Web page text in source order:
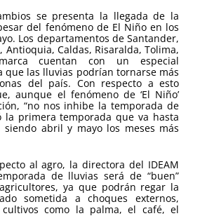
se presenta la llegada de la
del fenómeno de El Niño en los
Los departamentos de Santander,
Antioquia, Caldas, Risaralda, Tolima,
cuentan con un especial
que las lluvias podrían tornarse más
del país. Con respecto a esto
aunque el fenómeno de ‘El Niño’
“no nos inhibe la temporada de
la primera temporada que va hasta
abril y mayo los meses más
al agro, la directora del IDEAM
de lluvias será de “buen”
ya que podrán regar la
sometida a choques externos,
como la palma, el café, el